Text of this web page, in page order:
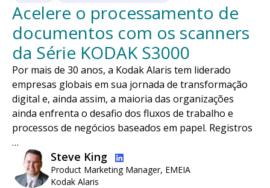
Acelere o processamento de
documentos com os scanners
da Série KODAK S3000
Por mais de 30 anos, a Kodak Alaris tem liderado
empresas globais em sua jornada de transformação
digital e, ainda assim, a maioria das organizações
ainda enfrenta o desafio dos fluxos de trabalho e
processos de negócios baseados em papel. Registros
…
Imagem
Steve King
Product Marketing Manager, EMEIA
Kodak Alaris